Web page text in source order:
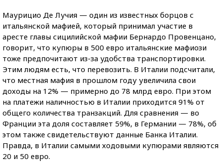
Маурицио Де Лучия — один из известных борцов с
итальянской мафией, который принимал участие в
аресте главы сицилийской мафии Бернардо Провенцано,
говорит, что купюры в 500 евро итальянские мафиози
тоже предпочитают из-за удобства транспортировки.
Этим людям есть, что перевозить. В Италии подсчитали,
что местная мафия в прошлом году увеличила свои
доходы на 12% — примерно до 78 млрд евро. При этом
на платежи наличностью в Италии приходится 91% от
общего количества транзакций. Для сравнения — во
Франции эта доля составляет 59%, в Германии — 78%, об
этом также свидетельствуют данные Банка Италии.
Правда, в Италии самыми ходовыми купюрами являются
20 и 50 евро.